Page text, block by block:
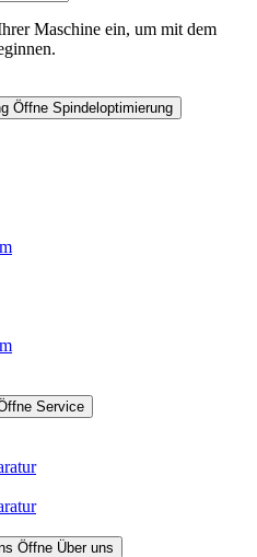
Maschine ein, um mit dem
Öffne Spindeloptimierung
Service
Öffne Über uns